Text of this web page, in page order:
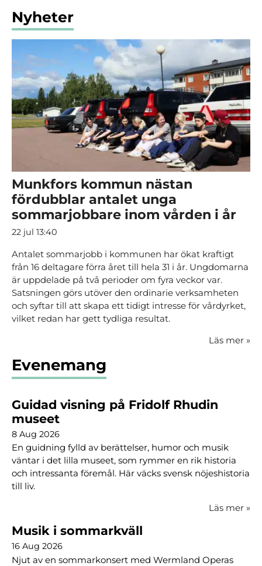
Nyheter
Munkfors kommun nästan
fördubblar antalet unga
sommarjobbare inom vården i år
22 jul 13:40
Antalet sommarjobb i kommunen har ökat kraftigt
från 16 deltagare förra året till hela 31 i år. Ungdomarna
är uppdelade på två perioder om fyra veckor var.
Satsningen görs utöver den ordinarie verksamheten
och syftar till att skapa ett tidigt intresse för vårdyrket,
vilket redan har gett tydliga resultat.
Läs mer »
Evenemang
Guidad visning på Fridolf Rhudin
museet
8 Aug 2026
En guidning fylld av berättelser, humor och musik
väntar i det lilla museet, som rymmer en rik historia
och intressanta föremål. Här väcks svensk nöjeshistoria
till liv.
Läs mer »
Musik i sommarkväll
16 Aug 2026
Njut av en sommarkonsert med Wermland Operas